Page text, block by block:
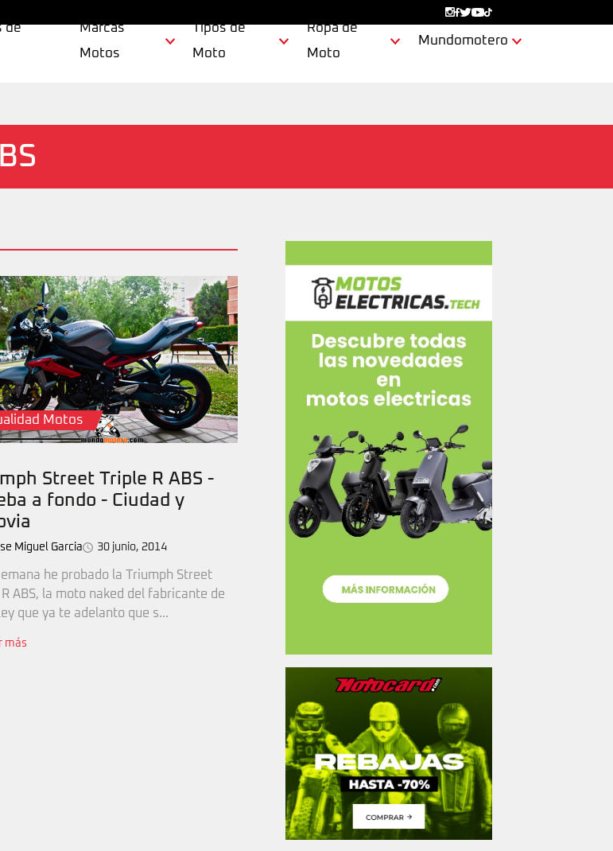
de
Marcas
Motos
Tipos de
Moto
Ropa de
Moto
Mundomotero
Motos
Street Triple R ABS -
a fondo - Ciudad y
Miguel Garcia 30 junio, 2014
he probado la Triumph Street
R ABS, la moto naked del fabricante de
que ya te adelanto que s...
más